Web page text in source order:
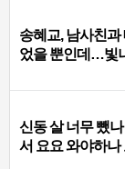
송혜교, 남사친
었을 뿐인데…빛
신동 살 너무 뺐
서 요요 와야하나